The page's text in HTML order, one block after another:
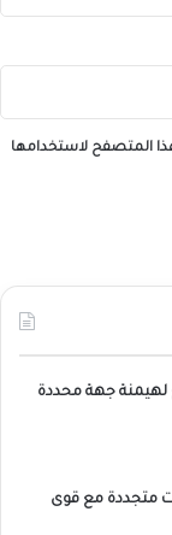
المتصفح لاستخدامها
لهيمنة جهة محددة
متجددة مع قوى